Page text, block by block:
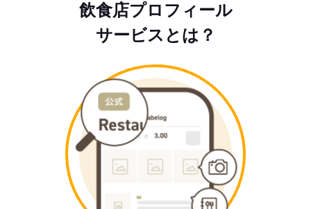
飲食店プロフィール
サービスとは？